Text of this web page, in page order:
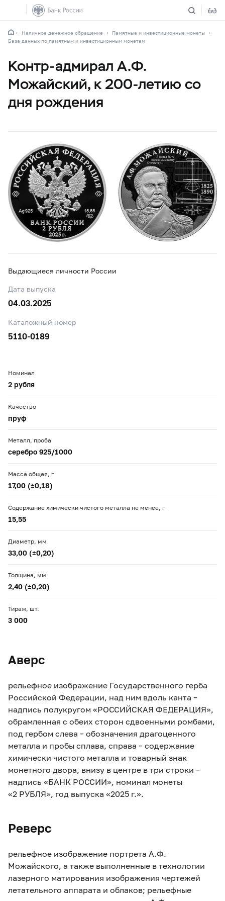
Наличное денежное обращение
Памятные и инвестиционные монеты
База данных по памятным и инвестиционным монетам
Контр-адмирал А.Ф.
Можайский, к 200-летию со
дня рождения
Выдающиеся личности России
Дата выпуска
04.03.2025
Каталожный номер
5110-0189
Номинал
2 рубля
Качество
пруф
Металл, проба
серебро 925/1000
Масса общая, г
17,00 (±0,18)
Содержание химически чистого металла не менее, г
15,55
Диаметр, мм
33,00 (±0,20)
Толщина, мм
2,40 (±0,20)
Тираж, шт.
3 000
Аверс
рельефное изображение Государственного герба
Российской Федерации, над ним вдоль канта –
надпись полукругом «РОССИЙСКАЯ ФЕДЕРАЦИЯ»,
обрамленная с обеих сторон сдвоенными ромбами,
под гербом слева – обозначения драгоценного
металла и пробы сплава, справа – содержание
химически чистого металла и товарный знак
монетного двора, внизу в центре в три строки –
надпись «БАНК РОССИИ», номинал монеты
«2 РУБЛЯ», год выпуска «2025 г.».
Реверс
рельефное изображение портрета А.Ф.
Можайского, а также выполненные в технологии
лазерного матирования изображения чертежей
летательного аппарата и облаков; рельефные